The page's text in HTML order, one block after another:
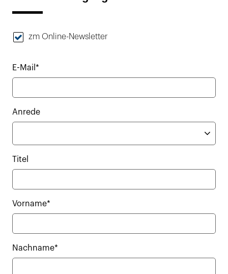
zm Online-Newsletter
E-Mail*
Anrede
Titel
Vorname*
Nachname*